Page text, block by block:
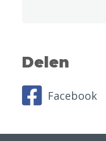
Delen
Facebook